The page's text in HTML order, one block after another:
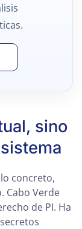
sino
concreto,
Cabo Verde
de PI. Ha